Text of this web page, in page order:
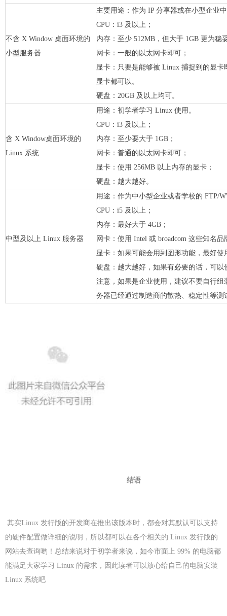
不含 X Window 桌面环境的
小型服务器
主要用途：作为 IP 分享器或在小型企业
CPU：i3 及以上；
内存：至少 512MB，但大于 1GB 更为稳
网卡：一般的以太网卡即可；
显卡：只要是能够被 Linux 捕捉到的显
显卡都可以。
硬盘：20GB 及以上均可。
含 X Window桌面环境的
Linux 系统
用途：初学者学习 Linux 使用。
CPU：i3 及以上；
内存：至少要大于 1GB；
网卡：普通的以太网卡即可；
显卡：使用 256MB 以上内存的显卡；
硬盘：越大越好。
中型及以上 Linux 服务器
用途：作为中小型企业或者学校的 FTP/
CPU：i5 及以上；
内存：最好大于 4GB；
网卡：使用 Intel 或 broadcom 这些知名品
显卡：如果可能会用到图形功能，最好使
硬盘：越大越好，如果有必要的话，可以
注意，如果是企业使用，建议不要自行
务器已经通过制造商的散热、稳定性等测
结语
其实Linux 发行版的开发商在推出该版本时，都会对其默认可以支持
的硬件配置做详细的说明，所以都可以在各个相关的 Linux 发行版的
网站去查询哟！总结来说对于初学者来说，如今市面上 99% 的电脑都
能满足大家学习 Linux 的需求，因此读者可以放心给自己的电脑安装
Linux 系统吧